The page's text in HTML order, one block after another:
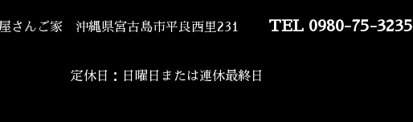
さんご家 沖縄県宮古島市平良西里231 TEL 0980-75-3235
定休日：日曜日または連休最終日